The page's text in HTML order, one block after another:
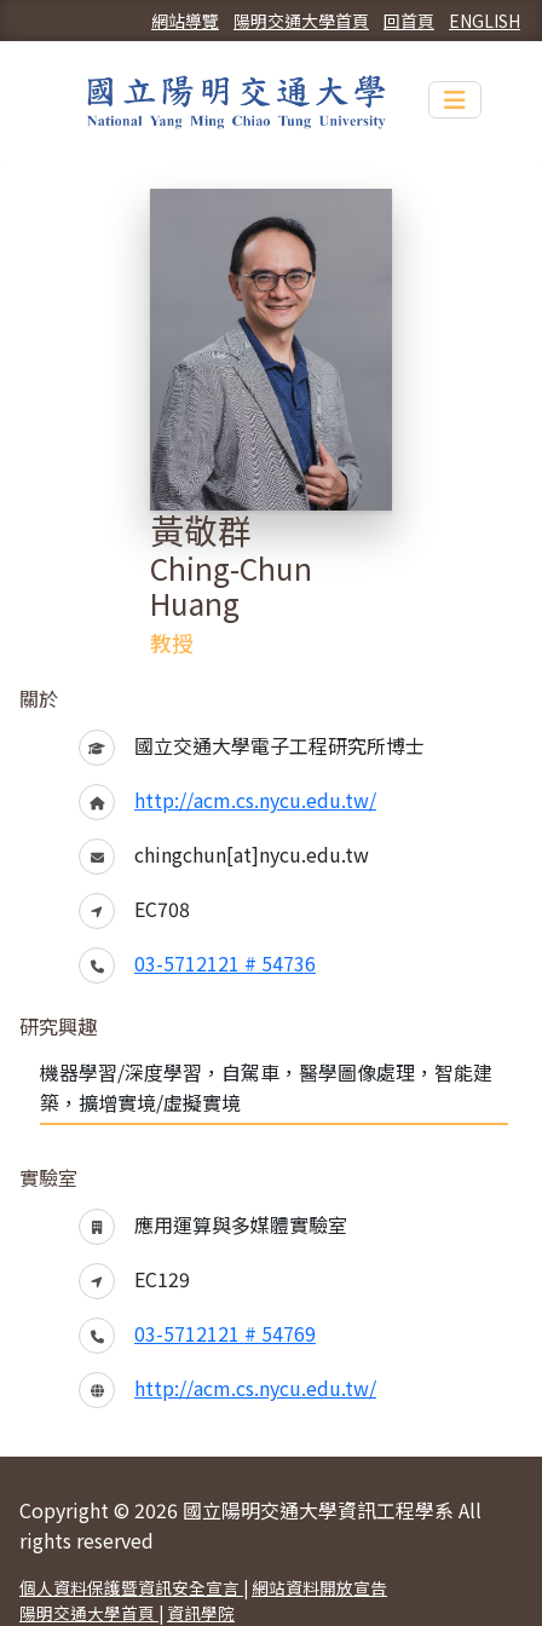
ENGLISH
回首頁
陽明交通大學首頁
網站導覽
Toggle
黃敬群
Ching-Chun
Huang
教授
關於
國立交通大學電子工程研究所博士
http://acm.cs.nycu.edu.tw/
chingchun[at]nycu.edu.tw
EC708
03-5712121 # 54736
研究興趣
機器學習/深度學習，自駕車，醫學圖像處理，智能建
築，擴增實境/虛擬實境
實驗室
應用運算與多媒體實驗室
EC129
03-5712121 # 54769
http://acm.cs.nycu.edu.tw/
Copyright © 2026 國立陽明交通大學資訊工程學系 All
rights reserved
個人資料保護暨資訊安全宣言 | 網站資料開放宣告
陽明交通大學首頁 | 資訊學院